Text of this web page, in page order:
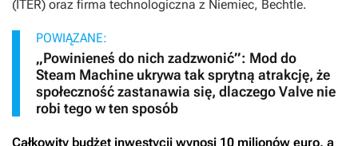
(ITER) oraz firma technologiczna z Niemiec, Bechtle.
POWIĄZANE:
„Powinieneś do nich zadzwonić”: Mod do
Steam Machine ukrywa tak sprytną atrakcję, że
społeczność zastanawia się, dlaczego Valve nie
robi tego w ten sposób
Całkowity budżet inwestycji wynosi 10 milionów euro, a